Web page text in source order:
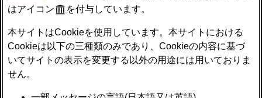
はアイコン
を付与しています。
本サイトはCookieを使用しています。本サイトにおける
Cookieは以下の三種類のみであり、Cookieの内容に基づ
いてサイトの表示を変更する以外の用途には用いておりま
せん。